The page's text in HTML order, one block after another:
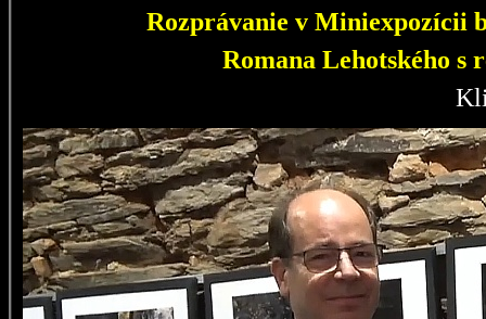
Rozprávanie v Miniexpozícii
Romana Lehotského s